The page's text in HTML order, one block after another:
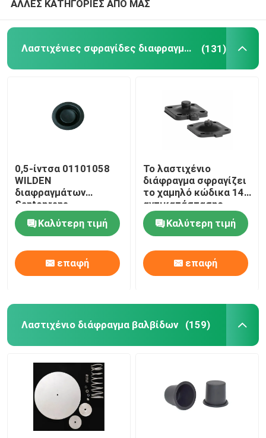
Υδραυλική μάνικα χαμηλής πίεσης
Βούλωμα σωλήνων πηλού
Προϊόντα πολυουρεθανίου
Βιομηχανική βαλβίδα παλμού
ΑΛΛΕΣ ΚΑΤΗΓΟΡΙΕΣ ΑΠΟ ΜΑΣ
Λαστιχένιες σφραγίδες διαφραγμάτων (131)
0,5-ίντσα 01101058
WILDEN
διαφραγμάτων
Santoprene
λαστιχένια στρόφια
διαφραγμάτων
διαφραγμάτων μαύρα
λαστιχένια
Καλύτερη τιμή
επαφή
Το λαστιχένιο
διάφραγμα σφραγίζει
το χαμηλό κώδικα 14
αντικατάστασης
διαφραγμάτων
διαπερατότητας
αερίου EPDM
Καλύτερη τιμή
επαφή
Λαστιχένιο διάφραγμα βαλβίδων (159)